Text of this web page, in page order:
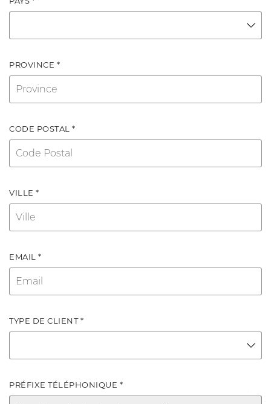
PROVINCE *
CODE POSTAL *
VILLE *
EMAIL *
TYPE DE CLIENT *
PRÉFIXE TÉLÉPHONIQUE *